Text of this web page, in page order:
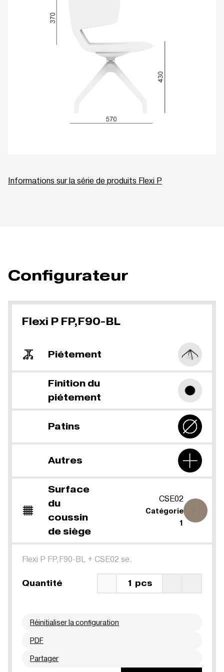
Informations sur la série de produits Flexi P
Configurateur
Flexi P FP,F90-BL
Piétement
Finition du
piétement
Patins
Autres
Surface
du
coussin
de siège
CSE02
Catégorie
1
Flexi P FP,F90-BL + CSE02 se.
Quantité 1 pcs
Réinitialiser la configuration
PDF
Partager